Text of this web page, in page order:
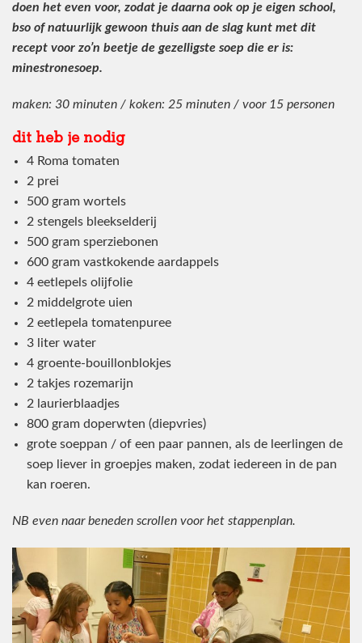
doen het even voor, zodat je daarna ook op je eigen school,
bso of natuurlijk gewoon thuis aan de slag kunt met dit
recept voor zo’n beetje de gezelligste soep die er is:
minestronesoep.
maken: 30 minuten / koken: 25 minuten / voor 15 personen
dit heb je nodig
4 Roma tomaten
2 prei
500 gram wortels
2 stengels bleekselderij
500 gram sperziebonen
600 gram vastkokende aardappels
4 eetlepels olijfolie
2 middelgrote uien
2 eetlepela tomatenpuree
3 liter water
4 groente-bouillonblokjes
2 takjes rozemarijn
2 laurierblaadjes
800 gram doperwten (diepvries)
grote soeppan / of een paar pannen, als de leerlingen de
soep liever in groepjes maken, zodat iedereen in de pan
kan roeren.
NB even naar beneden scrollen voor het stappenplan.